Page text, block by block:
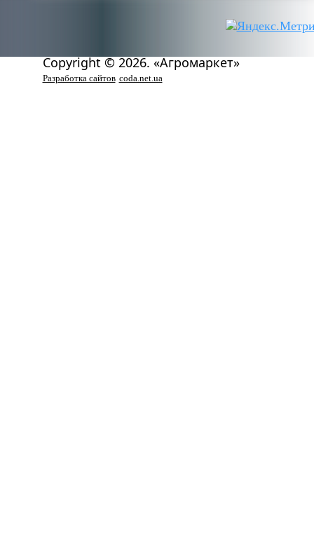
Copyright © 2026. «Агромаркет»
Разработка сайтов coda.net.ua